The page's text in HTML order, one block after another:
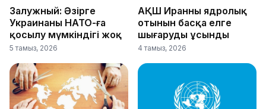
Залужный: Әзірге
Украинаның НАТО-ға
қосылу мүмкіндігі жоқ
5 тамыз, 2026
АҚШ Иранның ядролық
отынын басқа елге
шығаруды ұсынды
4 тамыз, 2026